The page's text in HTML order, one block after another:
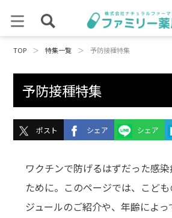
TOP ＞ 特集一覧 ＞ 予防接種特集
予防接種特集
ポスト シェア シェア
ワクチンで防げるはずだった感
ために。このページでは、こど
ジュールのご紹介や、年齢によ